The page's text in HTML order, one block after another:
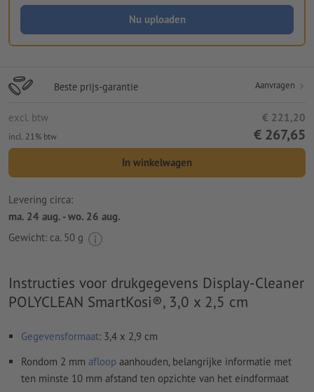
Nu uploaden
Beste prijs-garantie Aanvragen
excl. btw € 221,20
incl. 21% btw € 267,65
In winkelwagen
Levering circa:
ma. 24 aug. - wo. 26 aug.
Gewicht: ca. 50 g
Instructies voor drukgegevens Display-Cleaner
POLYCLEAN SmartKosi®, 3,0 x 2,5 cm
Gegevensformaat: 3,4 x 2,9 cm
Rondom 2 mm afloop aanhouden, belangrijke informatie met
ten minste 10 mm afstand ten opzichte van het eindformaat